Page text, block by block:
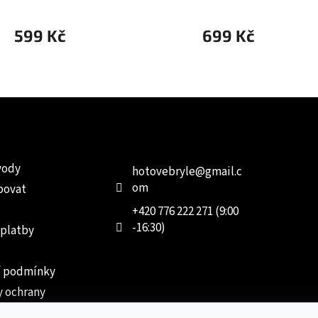
599 Kč 699 Kč
podmínky
ochrany
hotovebryle@gmail.c
om
+420 776 222 271 (9:00
-16:30)